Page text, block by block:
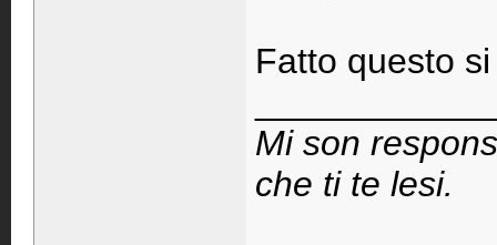
Fatto questo
Mi son
che ti te lesi.